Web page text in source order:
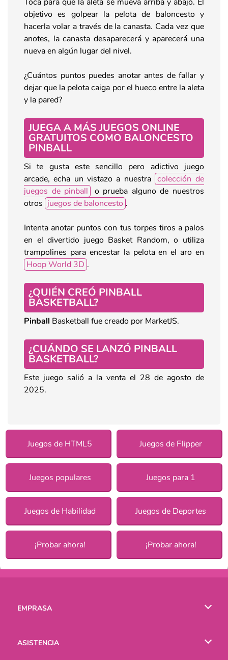
objetivo es golpear la pelota de baloncesto y
hacerla volar a través de la canasta. Cada vez que
anotes, la canasta desaparecerá y aparecerá una
nueva en algún lugar del nivel.
¿Cuántos puntos puedes anotar antes de fallar y
dejar que la pelota caiga por el hueco entre la aleta
y la pared?
JUEGA A MÁS JUEGOS ONLINE
GRATUITOS COMO BALONCESTO
PINBALL
Si te gusta este sencillo pero adictivo juego
arcade, echa un vistazo a nuestra colección de
juegos de pinball
o prueba alguno de nuestros
otros juegos de baloncesto .
Intenta anotar puntos con tus torpes tiros a palos
en el divertido juego Basket Random, o utiliza
trampolines para encestar la pelota en el aro en
Hoop World 3D .
¿QUIÉN CREÓ PINBALL
BASKETBALL?
Pinball Basketball fue creado por MarketJS.
¿CUÁNDO SE LANZÓ PINBALL
BASKETBALL?
Este juego salió a la venta el 28 de agosto de
2025.
Juegos de HTML5 Juegos de Flipper
Juegos populares Juegos para 1
Juegos de Habilidad Juegos de Deportes
¡Probar ahora! ¡Probar ahora!
EMPRASA
ASISTENCIA